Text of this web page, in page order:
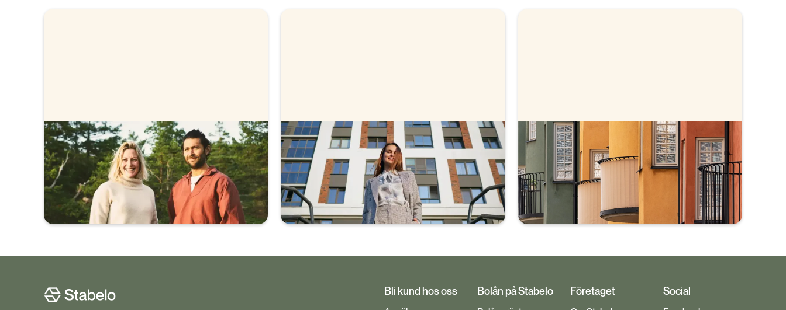
Stabelosbolåneräntor
Vi erbjuder färdigförhandlad ränta, helt utan
förhandling. Se våra räntor.
Stabelos bolåneräntor
Vi erbjuder färdigförhandlade räntor, helt utan
förhandling. Se våra räntor.
Prognos för bolåneräntor
Vi går igenom Riksbankens senaste räntebesked,
vad Riksbanken och marknaden har för prognos
på styrräntan och hur det i sin tur påverkar
bolåneräntorna.
Bli kund hos oss Bolån på Stabelo Företaget Social